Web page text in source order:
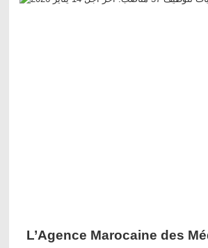
L’Agence Marocaine des